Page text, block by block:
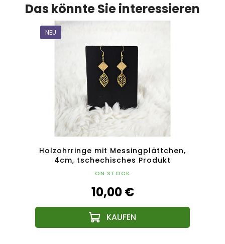
Das könnte Sie interessieren
NEU
Holzohrringe mit Messingplättchen,
4cm, tschechisches Produkt
ON STOCK
10,00 €